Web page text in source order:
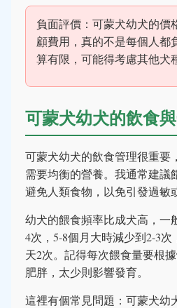
負面評價：可蒙犬幼犬的價
顧費用，真的不是每個人都
算有限，可能得考慮其他犬
可蒙犬幼犬的飲食
可蒙犬幼犬的飲食管理很重要
需要均衡的營養。我通常建議
避免人類食物，以免引發過敏
幼犬的餵食頻率比成犬高，一
4次，5-8個月大時減少到2-3
天2次。記得每次餵食量要根
肥胖，太少則影響發育。
這裡有個常見問題：可蒙犬幼